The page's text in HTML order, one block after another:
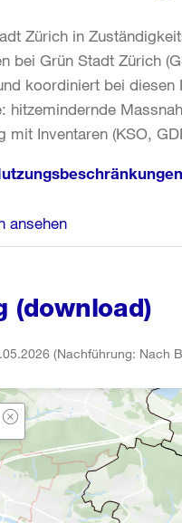
Zürich in
bei Grün Stadt Zürich
koordiniert bei
hitzemindernde
mit Inventaren (KSO,
ansehen
(download)
(Nachführung: Nach